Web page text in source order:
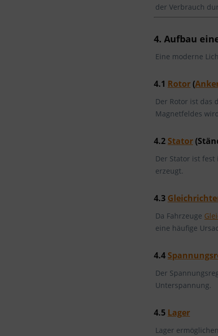
der Verbrauch
4. Aufbau
Eine moderne
4.1 Rotor(
Der Rotor ist das
Magnetfeldes
4.2 Stator
Der Stator ist
erzeugt.
4.3
Da Fahrzeuge
eine häufige
4.4
Der
Unterspannung.
4.5 Lager
Lager